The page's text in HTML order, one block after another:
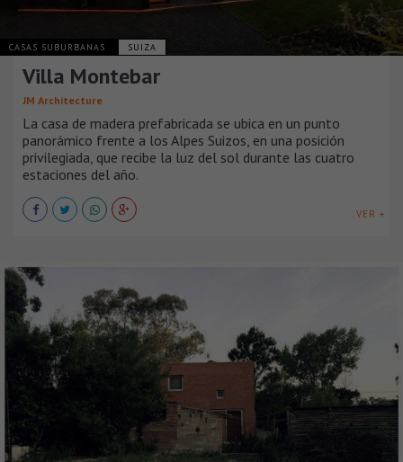
CASAS SUBURBANAS SUIZA
Villa Montebar
JM Architecture
La casa de madera prefabricada se ubica en un punto
panorámico frente a los Alpes Suizos, en una posición
privilegiada, que recibe la luz del sol durante las cuatro
estaciones del año.
VER +